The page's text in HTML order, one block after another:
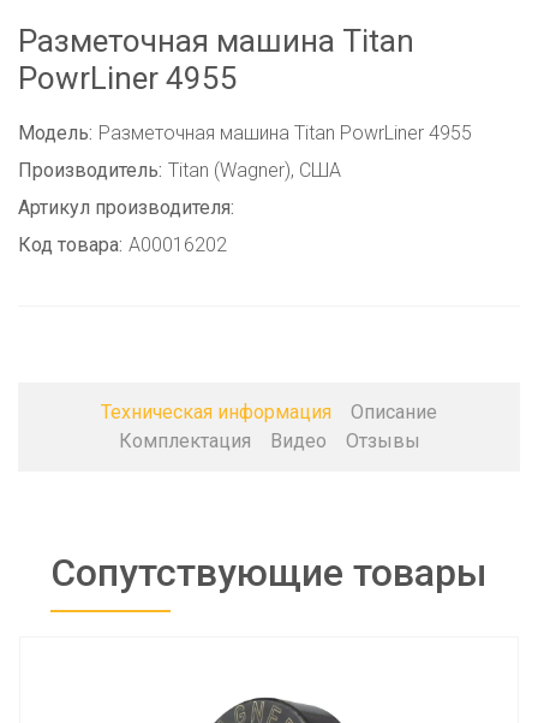
Разметочная машина Titan
PowrLiner 4955
Модель: Разметочная машина Titan PowrLiner 4955
Производитель: Titan (Wagner), США
Артикул производителя:
Код товара: A00016202
Техническая информация
Описание
Комплектация
Видео Отзывы
Сопутствующие товары